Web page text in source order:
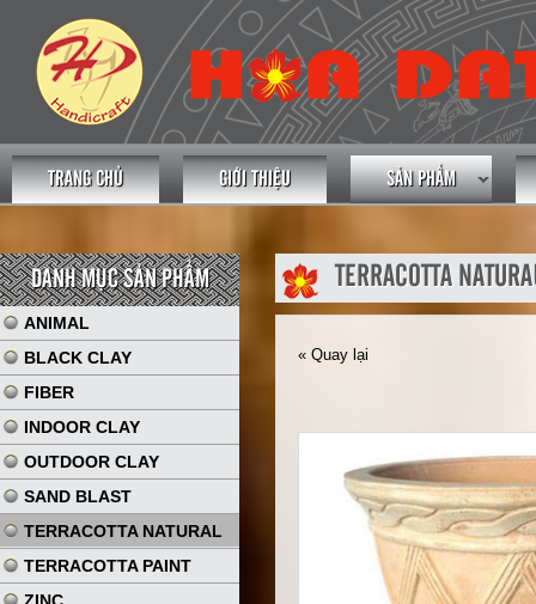
TRANG CHỦ GIỚI THIỆU SẢN PHẨM
DANH MỤC SẢN PHẨM
ANIMAL
BLACK CLAY
FIBER
INDOOR CLAY
OUTDOOR CLAY
SAND BLAST
TERRACOTTA NATURAL
TERRACOTTA PAINT
TERRACOTTA
« Quay lại